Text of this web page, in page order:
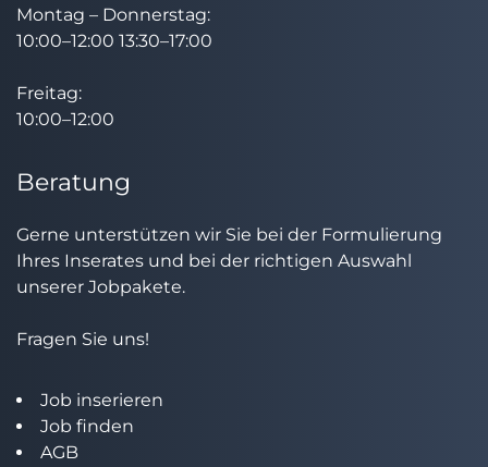
Montag – Donnerstag:
10:00–12:00 13:30–17:00
Freitag:
10:00–12:00
Beratung
Gerne unterstützen wir Sie bei der Formulierung
Ihres Inserates und bei der richtigen Auswahl
unserer Jobpakete.
Fragen Sie uns!
Job inserieren
Job finden
AGB